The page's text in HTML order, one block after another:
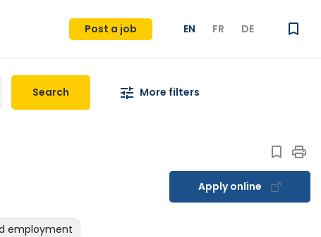
Post a job EN FR DE
Search More filters
Apply online
employment